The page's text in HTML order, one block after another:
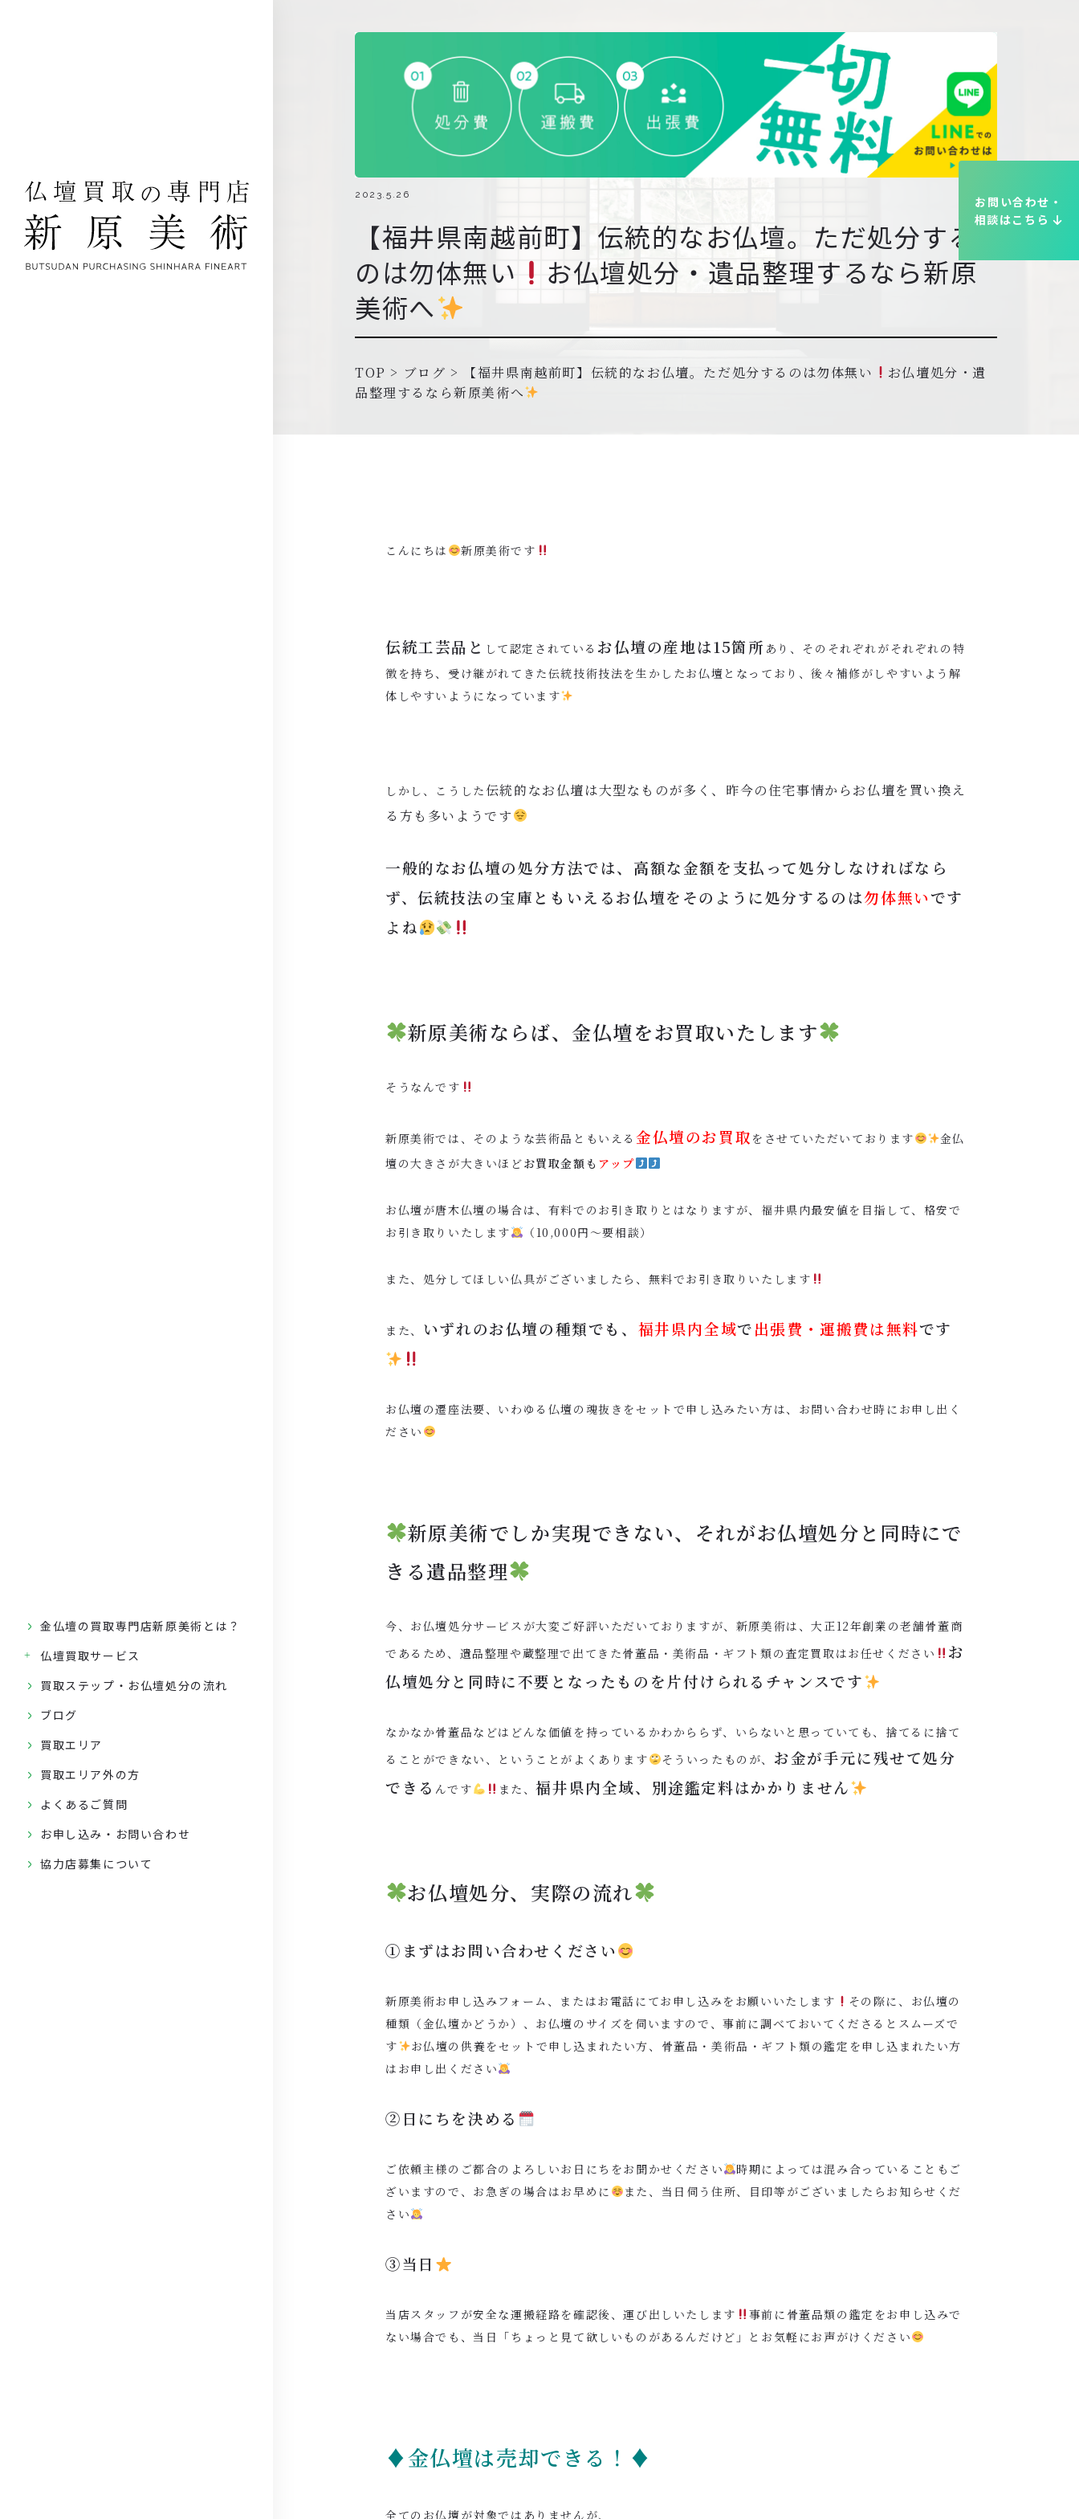
金仏壇の買取専門店新原美術とは？
仏壇買取サービス
買取ステップ・お仏壇処分の流れ
ブログ
買取エリア
買取エリア外の方
よくあるご質問
お申し込み・お問い合わせ
協力店募集について
2023.5.26
【福井県南越前町】伝統的なお仏壇。ただ処分する
のは勿体無い
お仏壇処分・遺品整理するなら新原
美術へ
TOP > ブログ > 【福井県南越前町】伝統的なお仏壇。ただ処分するのは勿体無い
お仏壇処分・遺
品整理するなら新原美術へ
こんにちは 新原美術です
伝統工芸品と して認定されている お仏壇の産地は15箇所 あり、そのそれぞれがそれぞれの特
徴を持ち、受け継がれてきた伝統技術技法を生かしたお仏壇となっており、後々補修がしやすいよう解
体しやすいようになっています
しかし、こうした 伝統的なお仏壇は大型なものが多く、昨今の住宅事情からお仏壇を買い換え
る方も多いようです
一般的なお仏壇の処分方法では、高額な金額を支払って処分しなければなら
ず、伝統技法の宝庫ともいえるお仏壇をそのように処分するのは勿体無いです
よね
新原美術ならば、金仏壇をお買取いたします
そうなんです
新原美術では、そのような芸術品ともいえる 金仏壇のお買取 をさせていただいております
金仏
壇の大きさが大きいほどお買取金額も アップ
お仏壇が唐木仏壇の場合は、有料でのお引き取りとはなりますが、福井県内最安値を目指して、格安で
お引き取りいたします
（10,000円〜要相談）
また、処分してほしい仏具がございましたら、無料でお引き取りいたします
また、 いずれのお仏壇の種類でも、 福井県内全域で出張費・運搬費は無料です
お仏壇の遷座法要、いわゆる仏壇の魂抜きをセットで申し込みたい方は、お問い合わせ時にお申し出く
ださい
新原美術でしか実現できない、それがお仏壇処分と同時にで
きる遺品整理
今、お仏壇処分サービスが大変ご好評いただいておりますが、新原美術は、大正12年創業の老舗骨董商
であるため、遺品整理や蔵整理で出てきた骨董品・美術品・ギフト類の査定買取はお任せください
お
仏壇処分と同時に不要となったものを片付けられるチャンスです
なかなか骨董品などはどんな価値を持っているかわかららず、いらないと思っていても、捨てるに捨て
ることができない、ということがよくあります
そういったものが、 お金が手元に残せて処分
できる んです また、福井県内全域、別途鑑定料はかかりません
お仏壇処分、実際の流れ
①まずはお問い合わせください
新原美術お申し込みフォーム、またはお電話にてお申し込みをお願いいたします
その際に、お仏壇の
種類（金仏壇かどうか）、お仏壇のサイズを伺いますので、事前に調べておいてくださるとスムーズで
す
お仏壇の供養をセットで申し込まれたい方、骨董品・美術品・ギフト類の鑑定を申し込まれたい方
はお申し出ください
②日にちを決める
ご依頼主様のご都合のよろしいお日にちをお聞かせください
時期によっては混み合っていることもご
ざいますので、お急ぎの場合はお早めに
また、当日伺う住所、目印等がございましたらお知らせくだ
さい
③当日
当店スタッフが安全な運搬経路を確認後、運び出しいたします
事前に骨董品類の鑑定をお申し込みで
ない場合でも、当日「ちょっと見て欲しいものがあるんだけど」とお気軽にお声がけください
♦金仏壇は売却できる！♦
全てのお仏壇が対象ではありませんが、
お問い合わせ・
相談はこちら